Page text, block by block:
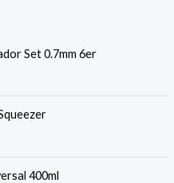
Set 0.7mm 6er
400ml